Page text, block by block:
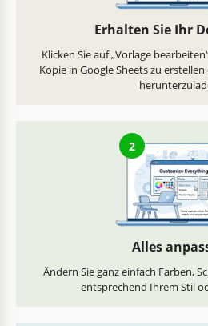
Erhalten Sie Ihr
Klicken Sie auf „Vorlage
Kopie in Google Sheets zu
2
Alles
Ändern Sie ganz einfach Farben,
entsprechend Ihrem Stil